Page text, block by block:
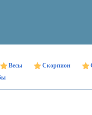
Весы Скорпион